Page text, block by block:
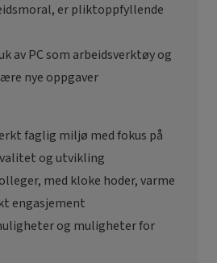
er pliktoppfyllende
av PC som arbeidsverktøy og
nye oppgaver
faglig miljø med fokus på
og utvikling
med kloke hoder, varme
engasjement
og muligheter for